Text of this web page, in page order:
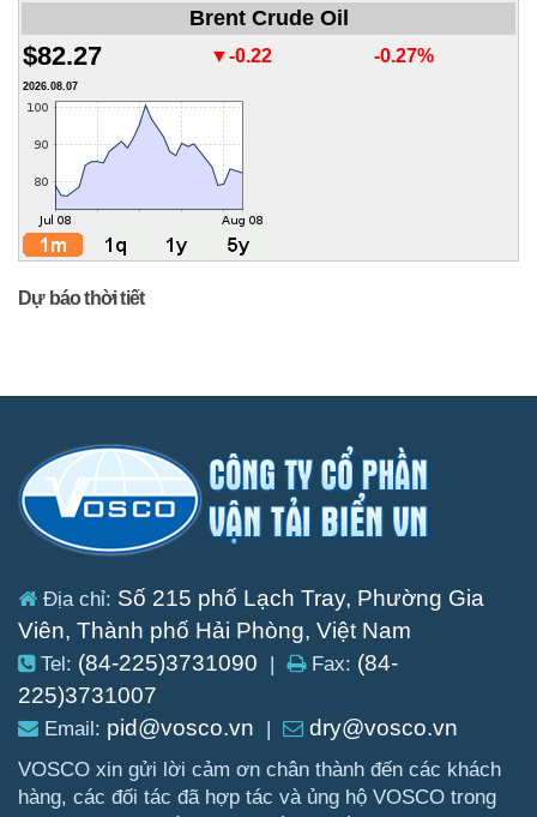
Brent Crude Oil
$82.27 ▼-0.22 -0.27%
2026.08.07
Dự báo thời tiết
Địa chỉ: Số 215 phố Lạch Tray, Phường Gia
Viên, Thành phố Hải Phòng, Việt Nam
Tel: (84-225)3731090 Fax: (84-
225)3731007
Email: pid@vosco.vn dry@vosco.vn
VOSCO xin gửi lời cảm ơn chân thành đến các khách
hàng, các đối tác đã hợp tác và ủng hộ VOSCO trong